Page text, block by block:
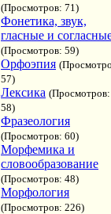
(Просмотров: 71)
Фонетика, звук,
гласные и
(Просмотров: 59)
Орфоэпия
57)
Лексика (Просмотров:
58)
Фразеология
(Просмотров: 60)
Морфемика и
словообразование
(Просмотров: 48)
Морфология
(Просмотров: 226)